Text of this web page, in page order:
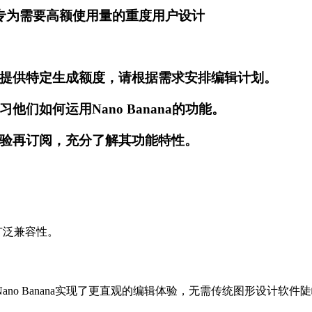
需要高额使用量的重度用户设计
特定生成额度，请根据需求安排编辑计划。
他们如何运用Nano Banana的功能。
再订阅，充分了解其功能特性。
兼容性。
Banana实现了更直观的编辑体验，无需传统图形设计软件陡